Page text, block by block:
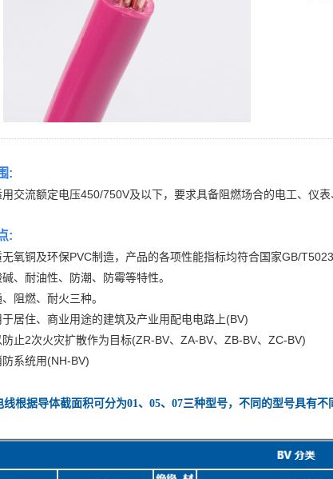
:
交流额定电压450/750V及以下，要求具备阻燃场合的电工、仪
:
氧铜及环保PVC制造，产品的各项性能指标均符合国家GB/
、耐油性、防潮、防霉等特性。
阻燃、耐火三种。
居住、商业用途的建筑及产业用配电电路上(BV)
止2次火灾扩散作为目标(ZR-BV、ZA-BV、ZB-BV、ZC-BV)
系统用(NH-BV)
线根据导体截面积可分为01、05、07三种型号，不同的型号具有不